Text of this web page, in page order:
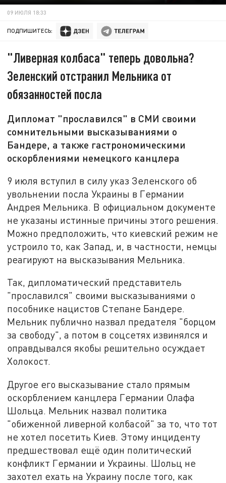
09 ИЮЛЯ 18:33
ПОДПИШИТЕСЬ:
"Ливерная колбаса" теперь довольна?
Зеленский отстранил Мельника от
обязанностей посла
Дипломат "прославился" в СМИ своими
сомнительными высказываниями о
Бандере, а также гастрономическими
оскорблениями немецкого канцлера
9 июля вступил в силу указ Зеленского об
увольнении посла Украины в Германии
Андрея Мельника. В официальном документе
не указаны истинные причины этого решения.
Можно предположить, что киевский режим не
устроило то, как Запад, и, в частности, немцы
реагируют на высказывания Мельника.
Так, дипломатический представитель
"прославился" своими высказываниями о
пособнике нацистов Степане Бандере.
Мельник публично назвал предателя "борцом
за свободу", а потом в соцсетях извинялся и
оправдывался якобы решительно осуждает
Холокост.
Другое его высказывание стало прямым
оскорблением канцлера Германии Олафа
Шольца. Мельник назвал политика
"обиженной ливерной колбасой" за то, что тот
не хотел посетить Киев. Этому инциденту
предшествовал ещё один политический
конфликт Германии и Украины. Шольц не
захотел ехать на Украину после того, как